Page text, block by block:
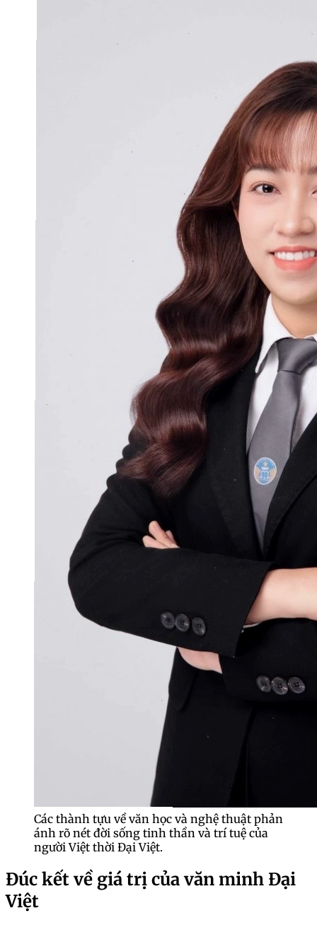
Các thành tựu về văn học và nghệ thuật phản
ánh rõ nét đời sống tinh thần và trí tuệ của
người Việt thời Đại Việt.
Đúc kết về giá trị của văn minh Đại
Việt